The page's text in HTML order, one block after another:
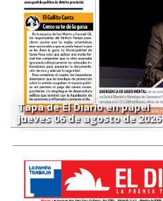
Tapa de El Diario en papel
jueves 06 de agosto de 2026